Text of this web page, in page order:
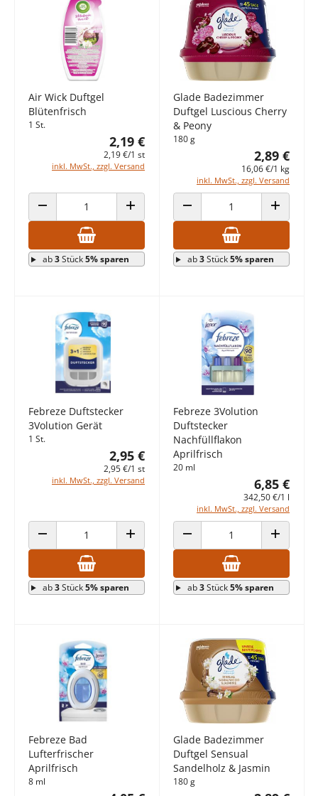
Air Wick Duftgel
Blütenfrisch
1 St.
2,19 €
2,19 €/1 st
inkl. MwSt., zzgl. Versand
ANZAHL VERRINGERN ANZAHL ERHÖHEN
ab3Stück5% sparen
Glade Badezimmer
Duftgel Luscious Cherry
& Peony
180 g
2,89 €
16,06 €/1 kg
inkl. MwSt., zzgl. Versand
ANZAHL VERRINGERN ANZAHL
ab3Stück5% sparen
Febreze Duftstecker
3Volution Gerät
1 St.
2,95 €
2,95 €/1 st
inkl. MwSt., zzgl. Versand
ANZAHL VERRINGERN ANZAHL ERHÖHEN
ab3Stück5% sparen
Febreze 3Volution
Duftstecker
Nachfüllflakon
Aprilfrisch
20 ml
6,85 €
342,50 €/1 l
inkl. MwSt., zzgl. Versand
ANZAHL VERRINGERN ANZAHL
ab3Stück5% sparen
Febreze Bad
Lufterfrischer
Aprilfrisch
8 ml
Glade Badezimmer
Duftgel Sensual
Sandelholz & Jasmin
180 g